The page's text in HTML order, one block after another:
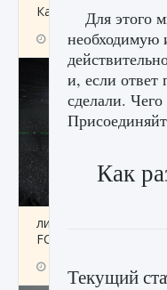
Как заработать
9 августа 2024
лицензии, лиги,
FC 25
Для этого
и, если
сделали.
Как
Текущий